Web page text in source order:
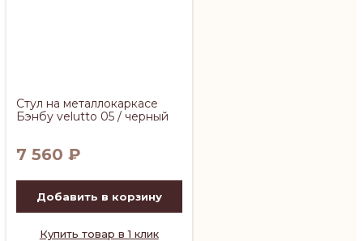
Стул на металлокаркасе
Бэнбу velutto 05 / черный
7 560 ₽
Добавить в корзину
Купить товар в 1 клик